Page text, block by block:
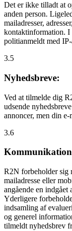
Det er ikke tilladt at
anden person.
mailadresser,
kontaktinformation.
politianmeldt med
3.5
Nyhedsbreve:
Ved at tilmelde dig
udsende
annoncer, men din
3.6
R2N forbeholder sig
mailadresse eller
angående en
Yderligere
indsamling af
og generel
tilmeldt nyhedsbrev